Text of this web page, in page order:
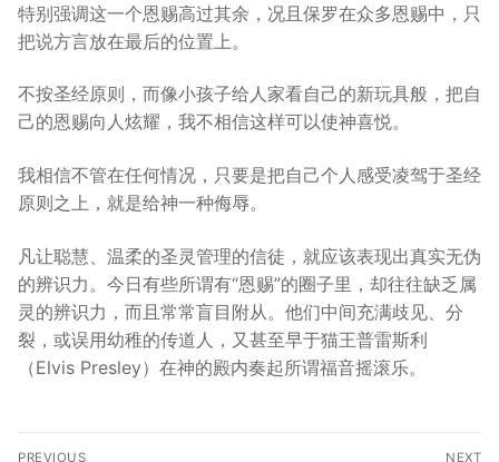
特别强调这一个恩赐高过其余，况且保罗在众多恩赐中，只
把说方言放在最后的位置上。
不按圣经原则，而像小孩子给人家看自己的新玩具般，把自
己的恩赐向人炫耀，我不相信这样可以使神喜悦。
我相信不管在任何情况，只要是把自己个人感受凌驾于圣经
原则之上，就是给神一种侮辱。
凡让聪慧、温柔的圣灵管理的信徒，就应该表现出真实无伪
的辨识力。今日有些所谓有“恩赐”的圈子里，却往往缺乏属
灵的辨识力，而且常常盲目附从。他们中间充满歧见、分
裂，或误用幼稚的传道人，又甚至早于猫王普雷斯利
（Elvis Presley）在神的殿内奏起所谓福音摇滚乐。
Post
PREVIOUS NEXT